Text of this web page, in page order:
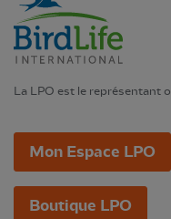
La LPO est le représentant
Mon Espace LPO
Boutique LPO